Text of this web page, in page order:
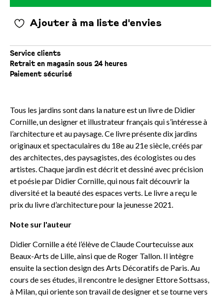
Ajouter à ma liste d'envies
Service clients
Retrait en magasin sous 24 heures
Paiement sécurisé
Tous les jardins sont dans la nature est un livre de Didier
Cornille, un designer et illustrateur français qui s’intéresse à
l’architecture et au paysage. Ce livre présente dix jardins
originaux et spectaculaires du 18e au 21e siècle, créés par
des architectes, des paysagistes, des écologistes ou des
artistes. Chaque jardin est décrit et dessiné avec précision
et poésie par Didier Cornille, qui nous fait découvrir la
diversité et la beauté des espaces verts. Le livre a reçu le
prix du livre d’architecture pour la jeunesse 2021.
Note sur l'auteur
Didier Cornille a été l’élève de Claude Courtecuisse aux
Beaux-Arts de Lille, ainsi que de Roger Tallon. Il intègre
ensuite la section design des Arts Décoratifs de Paris. Au
cours de ses études, il rencontre le designer Ettore Sottsass,
à Milan, qui oriente son travail de designer et se tourne vers